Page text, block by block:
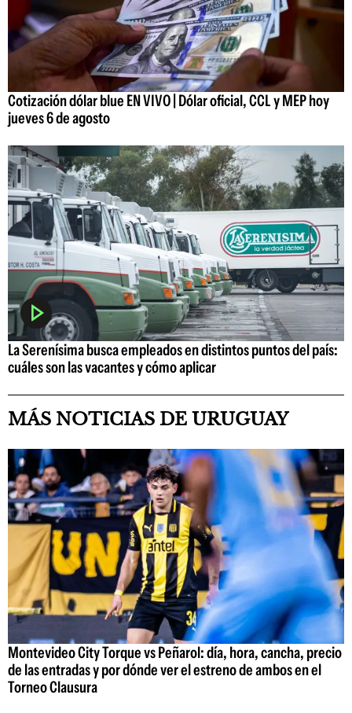
Cotización dólar blue EN VIVO | Dólar oficial, CCL y MEP hoy
jueves 6 de agosto
La Serenísima busca empleados en distintos puntos del país:
cuáles son las vacantes y cómo aplicar
MÁS NOTICIAS DE URUGUAY
Montevideo City Torque vs Peñarol: día, hora, cancha, precio
de las entradas y por dónde ver el estreno de ambos en el
Torneo Clausura